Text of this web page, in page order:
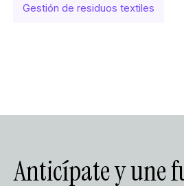
Gestión de residuos textiles
Anticípate y une